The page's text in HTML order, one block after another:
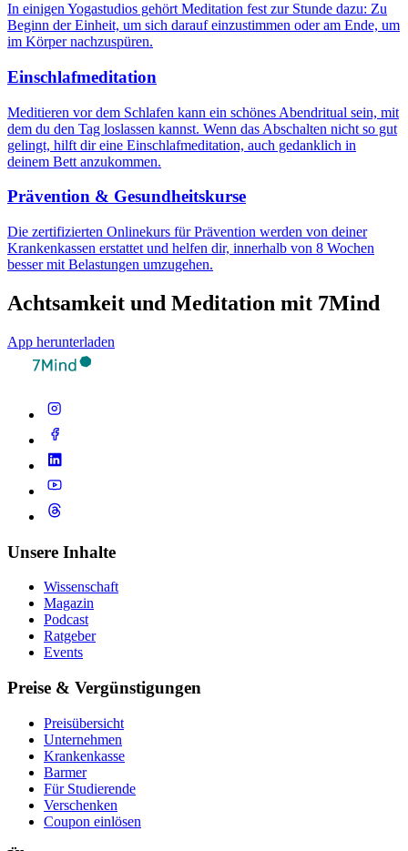
In einigen Yogastudios gehört Meditation fest zur Stunde dazu: Zu
Beginn der Einheit, um sich darauf einzustimmen oder am Ende, um
im Körper nachzuspüren.
Einschlafmeditation
Meditieren vor dem Schlafen kann ein schönes Abendritual sein, mit
dem du den Tag loslassen kannst. Wenn das Abschalten nicht so gut
gelingt, hilft dir eine Einschlafmeditation, auch gedanklich in
deinem Bett anzukommen.
Prävention & Gesundheitskurse
Die zertifizierten Onlinekurs für Prävention werden von deiner
Krankenkassen erstattet und helfen dir, innerhalb von 8 Wochen
besser mit Belastungen umzugehen.
Achtsamkeit und Meditation mit 7Mind
App herunterladen
Unsere Inhalte
Wissenschaft
Magazin
Podcast
Ratgeber
Events
Preise & Vergünstigungen
Preisübersicht
Unternehmen
Krankenkasse
Barmer
Für Studierende
Ver­schen­ken
Coupon einlösen